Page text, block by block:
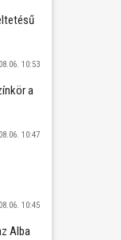
10:53
a
10:47
10:45
Alba